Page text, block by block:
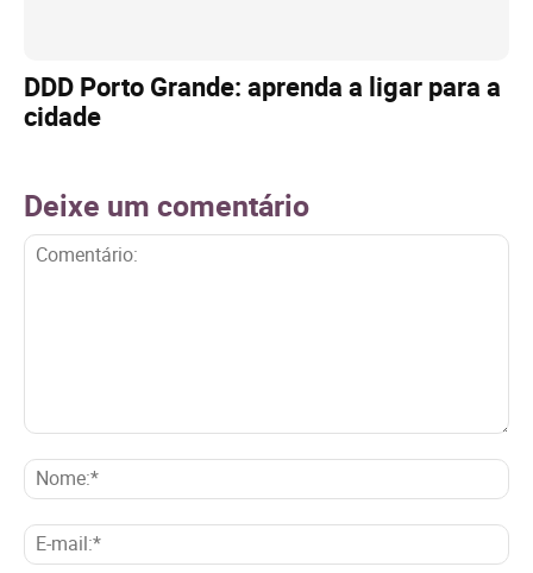
DDD Porto Grande: aprenda a ligar para a
cidade
Deixe um comentário
E-